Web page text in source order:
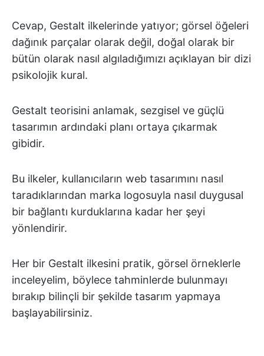
Cevap, Gestalt ilkelerinde yatıyor; görsel öğeleri
dağınık parçalar olarak değil, doğal olarak bir
bütün olarak nasıl algıladığımızı açıklayan bir dizi
psikolojik kural.
Gestalt teorisini anlamak, sezgisel ve güçlü
tasarımın ardındaki planı ortaya çıkarmak
gibidir.
Bu ilkeler, kullanıcıların web tasarımını nasıl
taradıklarından marka logosuyla nasıl duygusal
bir bağlantı kurduklarına kadar her şeyi
yönlendirir.
Her bir Gestalt ilkesini pratik, görsel örneklerle
inceleyelim, böylece tahminlerde bulunmayı
bırakıp bilinçli bir şekilde tasarım yapmaya
başlayabilirsiniz.